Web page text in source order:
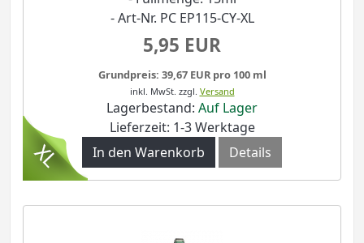
- Art-Nr. PC EP115-CY-XL
5,95 EUR
Grundpreis: 39,67 EUR pro 100 ml
inkl. MwSt. zzgl. Versand
Lagerbestand: Auf Lager
Lieferzeit: 1-3 Werktage
In den Warenkorb
Details